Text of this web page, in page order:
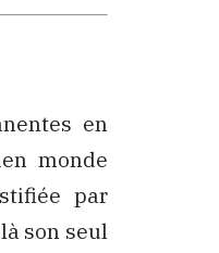
en
monde
par
son seul